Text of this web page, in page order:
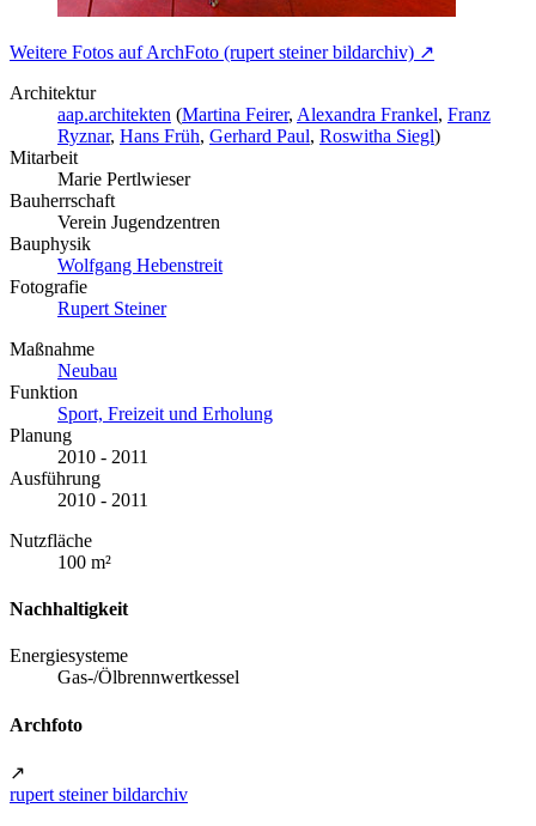
Weitere Fotos auf ArchFoto (rupert steiner bildarchiv) ↗
Architektur
aap.architekten (Martina Feirer, Alexandra Frankel, Franz
Ryznar, Hans Früh, Gerhard Paul, Roswitha Siegl)
Mitarbeit
Marie Pertlwieser
Bauherrschaft
Verein Jugendzentren
Bauphysik
Wolfgang Hebenstreit
Fotografie
Rupert Steiner
Maßnahme
Neubau
Funktion
Sport, Freizeit und Erholung
Planung
2010 - 2011
Ausführung
2010 - 2011
Nutzfläche
100 m²
Nachhaltigkeit
Energiesysteme
Gas-/Ölbrennwertkessel
Archfoto
↗
rupert steiner bildarchiv